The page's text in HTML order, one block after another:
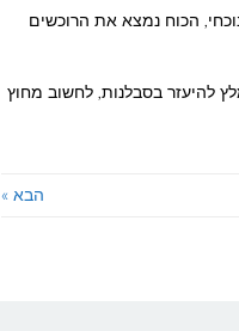
הכוח נמצא את הרוכשים
להיעזר בסבלנות, לחשוב מחוץ
הבא »